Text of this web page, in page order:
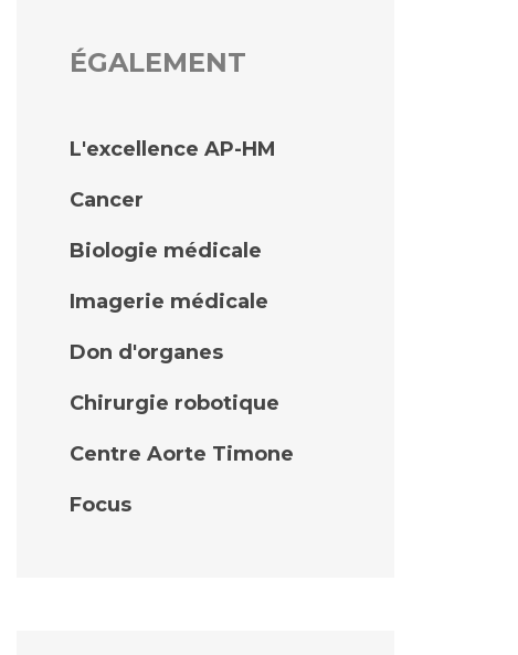
ÉGALEMENT
L'excellence AP-HM
Cancer
Biologie médicale
Imagerie médicale
Don d'organes
Chirurgie robotique
Centre Aorte Timone
Focus